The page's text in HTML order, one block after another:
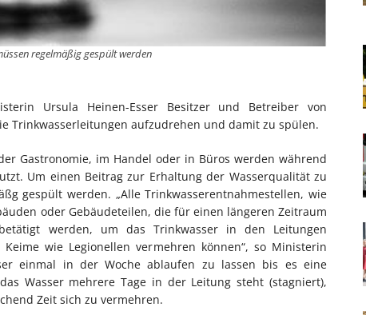
regelmäßig gespült werden
Ursula Heinen-Esser Besitzer und Betreiber von
Trinkwasserleitungen aufzudrehen und damit zu spülen.
Gastronomie, im Handel oder in Büros werden während
Um einen Beitrag zur Erhaltung der Wasserqualität zu
gespült werden. „Alle Trinkwasserentnahmestellen, wie
oder Gebäudeteilen, die für einen längeren Zeitraum
werden, um das Trinkwasser in den Leitungen
wie Legionellen vermehren können“, so Ministerin
einmal in der Woche ablaufen zu lassen bis es eine
Wasser mehrere Tage in der Leitung steht (stagniert),
Zeit sich zu vermehren.